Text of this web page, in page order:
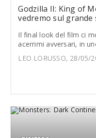
Godzilla II: King of
vedremo sul grande
Il final look del film ci
acerrimi avversari, in
LEO LORUSSO, 28/05/